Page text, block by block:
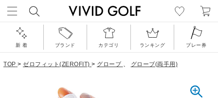
新 着 ブランド カテゴリ ランキング プレー券
TOP > ゼロフィット(ZEROFIT) > グローブ 、 グローブ(両手用)